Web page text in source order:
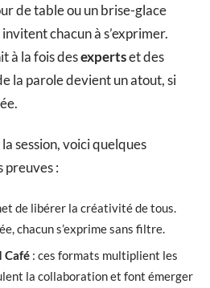
de table ou un brise-glace
chacun à s’exprimer.
à la fois desexpertset des
la parole devient un atout, si
session, voici quelques
preuves :
de libérer la créativité de tous.
chacun s’exprime sans filtre.
Café : ces formats multiplient les
la collaboration et font émerger